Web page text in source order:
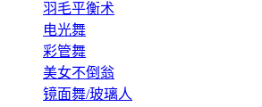
羽毛平衡术
电光舞
彩管舞
美女不倒翁
镜面舞/玻璃人